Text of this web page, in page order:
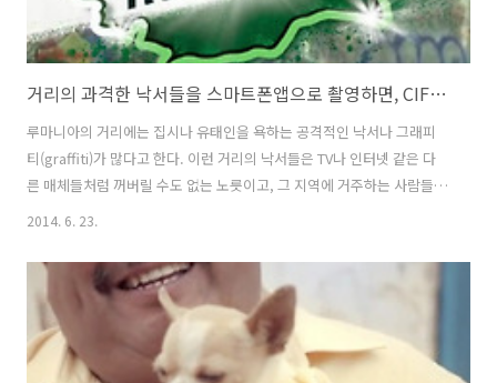
거리의 과격한 낙서들을 스마트폰앱으로 촬영하면, CIF가 모두 깨끗이 지워준다! 유니레버(unilever)의 청소용품 브랜드 CIF의 루마니아 거리 낙서청소, 사회공헌 캠페인 - Cif가 루마니아를 깨끗..
루마니아의 거리에는 집시나 유태인을 욕하는 공격적인 낙서나 그래피
티(graffiti)가 많다고 한다. 이런 거리의 낙서들은 TV나 인터넷 같은 다
른 매체들처럼 꺼버릴 수도 없는 노릇이고, 그 지역에 거주하는 사람들에
게 크고 작은 영향을 미치게 되는 것이 당연해보인다. 유니레버
게 청소하는 사회공헌 캠페인을 진행했다. Cif가 루마니아를 깨끗하게!
(Cif Cleans up Romania!)라는 이름의 이 캠페인은, 스마트폰 어플을
설치한 후, 공격적인 메시지가 적혀있는 곳을 어플로 촬영하면, 자동으로
그 장소의 위치와 사진이 기록되고, 이렇게 신고된 장소에, Cif의 청소팀
이 방문하여- 온갖 욕설과 공격적인 메시지가 가득찬 벽면을..
2014. 6. 23.